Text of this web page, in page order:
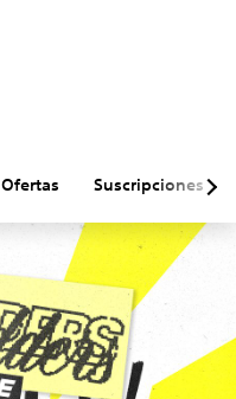
Ofertas Suscripciones